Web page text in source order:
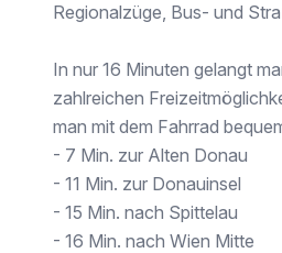
Kinder & Schulen
Kindergarten <500m
Universität <250m
Höhere Schule <500m
Nahversorgung
Supermarkt <250m
Bäckerei <250m
Einkaufszentrum <250m
Regionalzüge, Bus- und
In nur 16 Minuten gelangt
zahlreichen
man mit dem Fahrrad
- 7 Min. zur Alten Donau
- 11 Min. zur Donauinsel
- 15 Min. nach Spittelau
- 16 Min. nach Wien Mitte